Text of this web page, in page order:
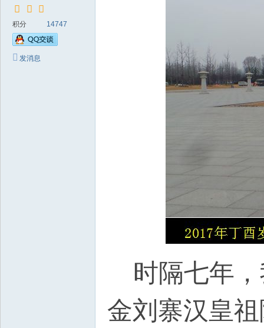
积分 14747
发消息
时隔七年，
金刘寨汉皇